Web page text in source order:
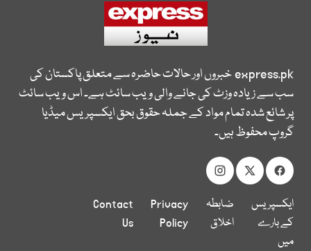
express.pkخبروں اور حالات حاضرہ سے متعلق پاکستان کی
سب سے زیادہ وزٹ کی جانے والی ویب سائٹ ہے۔ اس ویب سائٹ
پر شائع شدہ تمام مواد کے جملہ حقوق بحق ایکسپریس میڈیا
گروپ محفوظ ہیں۔
ایکسپریس
کے بارے
میں
ضابطہ
اخلاق
Privacy
Policy
Contact
Us